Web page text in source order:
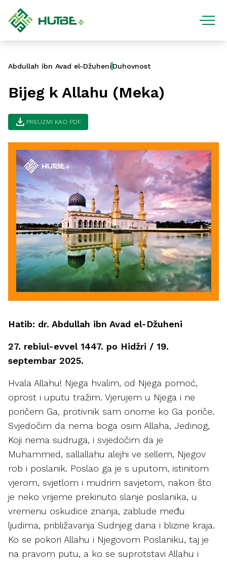
Abdullah ibn Avad el-Džuheni Duhovnost
Bijeg k Allahu (Meka)
download PREUZMI KAO PDF.
Hatib: dr. Abdullah ibn Avad el-Džuheni
27. rebiul-evvel 1447. po Hidžri / 19.
septembar 2025.
Hvala Allahu! Njega hvalim, od Njega pomoć,
oprost i uputu tražim. Vjerujem u Njega i ne
poričem Ga, protivnik sam onome ko Ga poriče.
Svjedočim da nema boga osim Allaha, Jedinog,
Koji nema sudruga, i svjedočim da je
Muhammed, sallallahu alejhi ve sellem, Njegov
rob i poslanik. Poslao ga je s uputom, istinitom
vjerom, svjetlom i mudrim savjetom, nakon što
je neko vrijeme prekinuto slanje poslanika, u
vremenu oskudice znanja, zablude među
ljudima, približavanja Sudnjeg dana i blizine kraja.
Ko se pokori Allahu i Njegovom Poslaniku, taj je
na pravom putu, a ko se suprotstavi Allahu i